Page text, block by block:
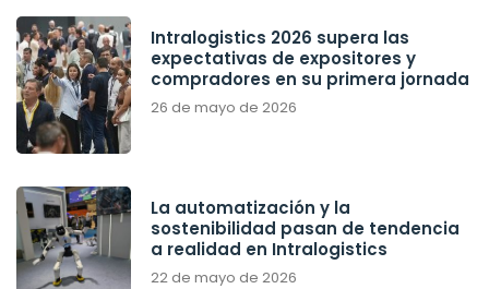
Intralogistics 2026 supera las
expectativas de expositores y
compradores en su primera jornada
26 de mayo de 2026
La automatización y la
sostenibilidad pasan de tendencia
a realidad en Intralogistics
22 de mayo de 2026